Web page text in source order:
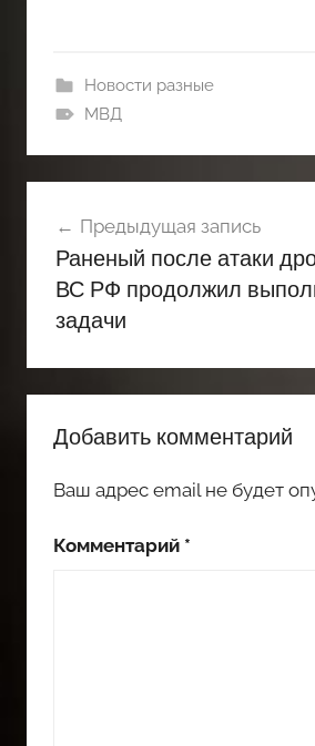
Новости разные
МВД
по
записям
Предыдущая запись
Раненый после атаки
ВС РФ продолжил
задачи
Добавить комментарий
Ваш адрес email не будет
Комментарий *